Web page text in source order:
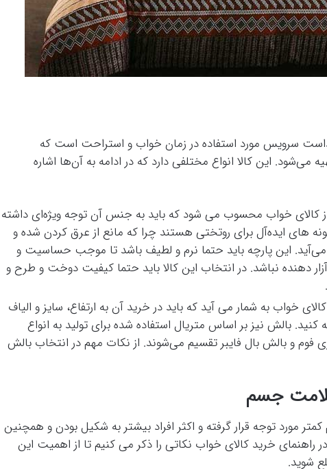
سرویس مورد استفاده در زمان خواب و استراحت است که
می‌شود. این کالا انواع مختلفی دارد که در ادامه به آن‌ها اشاره
خواب محسوب می شود که باید به جنس آن توجه ویژه‌ای داشته
های ایده‌آل برای روتختی هستند چرا که مانع از عرق کردن شده و
این پارچه باید حتما نرم و لطیف باشد تا موجب حساسیت و
دهنده نباشد. در انتخاب این کالا باید حتما کیفیت دوخت و طرح و
خواب به شمار می آید که باید در خرید آن به ارتفاع، سایز و الیاف
کنید. بالش نیز بر اساس متریال استفاده شده برای تولید به انواع
فوم و بالش بال فایبر تقسیم می‌شوند. از نکات مهم در انتخاب بالش
جسم
توجه قرار گرفته و اکثر افراد بیشتر به شکیل بودن و همچنین
خرید کالای خواب نکاتی را ذکر می کنیم تا از اهمیت این
شوید.